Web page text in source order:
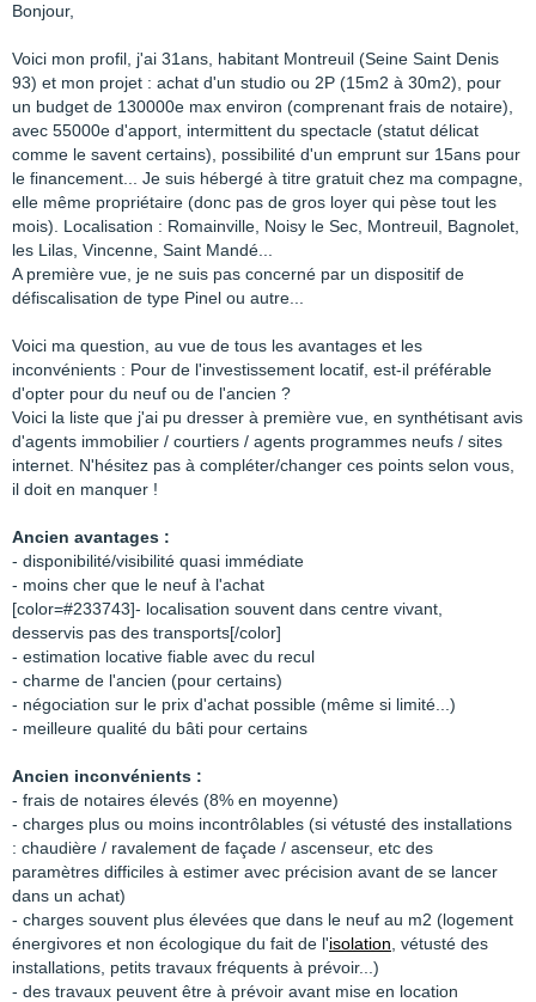
Bonjour,
Voici mon profil, j'ai 31ans, habitant Montreuil (Seine Saint Denis
93) et mon projet : achat d'un studio ou 2P (15m2 à 30m2), pour
un budget de 130000e max environ (comprenant frais de notaire),
avec 55000e d'apport, intermittent du spectacle (statut délicat
comme le savent certains), possibilité d'un emprunt sur 15ans pour
le financement... Je suis hébergé à titre gratuit chez ma compagne,
elle même propriétaire (donc pas de gros loyer qui pèse tout les
mois). Localisation : Romainville, Noisy le Sec, Montreuil, Bagnolet,
les Lilas, Vincenne, Saint Mandé...
A première vue, je ne suis pas concerné par un dispositif de
défiscalisation de type Pinel ou autre...
Voici ma question, au vue de tous les avantages et les
inconvénients : Pour de l'investissement locatif, est-il préférable
d'opter pour du neuf ou de l'ancien ?
Voici la liste que j'ai pu dresser à première vue, en synthétisant avis
d'agents immobilier / courtiers / agents programmes neufs / sites
internet. N'hésitez pas à compléter/changer ces points selon vous,
il doit en manquer !
Ancien avantages :
- disponibilité/visibilité quasi immédiate
- moins cher que le neuf à l'achat
[color=#233743]- localisation souvent dans centre vivant,
desservis pas des transports[/color]
- estimation locative fiable avec du recul
- charme de l'ancien (pour certains)
- négociation sur le prix d'achat possible (même si limité...)
- meilleure qualité du bâti pour certains
Ancien inconvénients :
- frais de notaires élevés (8% en moyenne)
- charges plus ou moins incontrôlables (si vétusté des installations
: chaudière / ravalement de façade / ascenseur, etc des
paramètres difficiles à estimer avec précision avant de se lancer
dans un achat)
- charges souvent plus élevées que dans le neuf au m2 (logement
énergivores et non écologique du fait de l'isolation , vétusté des
installations, petits travaux fréquents à prévoir...)
- des travaux peuvent être à prévoir avant mise en location